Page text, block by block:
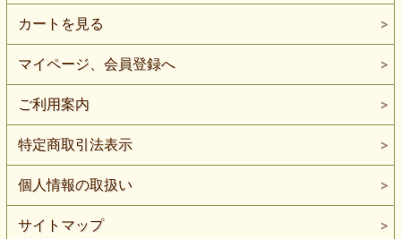
カートを見る
マイページ、会員登録へ
ご利用案内
特定商取引法表示
個人情報の取扱い
サイトマップ